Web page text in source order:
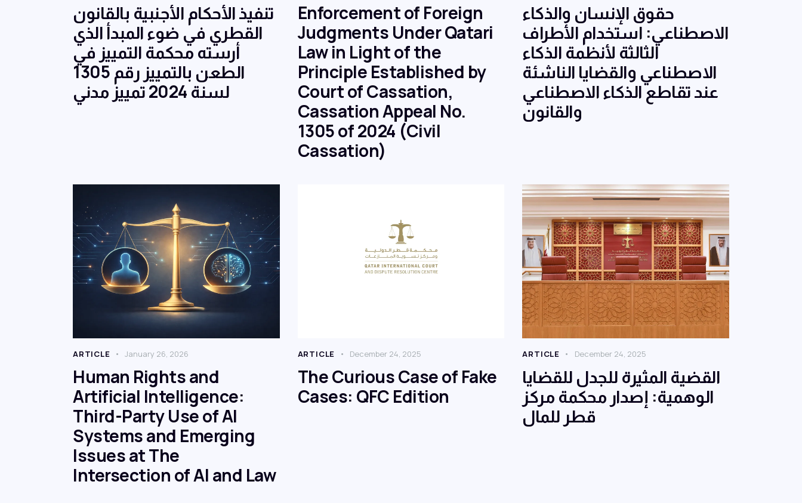
تنفيذ الأحكام الأجنبية بالقانون
القطري في ضوء المبدأ الذي
أرسته محكمة التمييز في
الطعن بالتمييز رقم 1305
لسنة 2024 تمييز مدني
Enforcement of Foreign
Judgments Under Qatari
Law in Light of the
Principle Established by
Court of Cassation,
Cassation Appeal No.
1305 of 2024 (Civil
Cassation)
حقوق الإنسان والذكاء
الاصطناعي: استخدام الأطراف
الثالثة لأنظمة الذكاء
الاصطناعي والقضايا الناشئة
عند تقاطع الذكاء الاصطناعي
والقانون
ARTICLE January 26, 2026
Human Rights and
Artificial Intelligence:
Third-Party Use of AI
Systems and Emerging
Issues at The
Intersection of AI and Law
ARTICLE December 24, 2025
The Curious Case of Fake
Cases: QFC Edition
ARTICLE December 24, 2025
القضية المثيرة للجدل للقضايا
الوهمية: إصدار محكمة مركز
قطر للمال